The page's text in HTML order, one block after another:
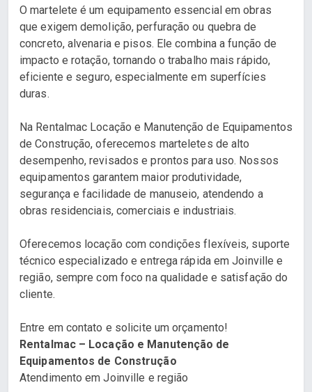
O martelete é um equipamento essencial em obras
que exigem demolição, perfuração ou quebra de
concreto, alvenaria e pisos. Ele combina a função de
impacto e rotação, tornando o trabalho mais rápido,
eficiente e seguro, especialmente em superfícies
duras.
Na Rentalmac Locação e Manutenção de Equipamentos
de Construção, oferecemos marteletes de alto
desempenho, revisados e prontos para uso. Nossos
equipamentos garantem maior produtividade,
segurança e facilidade de manuseio, atendendo a
obras residenciais, comerciais e industriais.
Oferecemos locação com condições flexíveis, suporte
técnico especializado e entrega rápida em Joinville e
região, sempre com foco na qualidade e satisfação do
cliente.
Entre em contato e solicite um orçamento!
Rentalmac – Locação e Manutenção de
Equipamentos de Construção
Atendimento em Joinville e região